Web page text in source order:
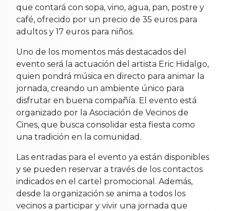
que contará con sopa, vino, agua, pan, postre y
café, ofrecido por un precio de 35 euros para
adultos y 17 euros para niños.
Uno de los momentos más destacados del
evento será la actuación del artista Eric Hidalgo,
quien pondrá música en directo para animar la
jornada, creando un ambiente único para
disfrutar en buena compañía. El evento está
organizado por la Asociación de Vecinos de
Cines, que busca consolidar esta fiesta como
una tradición en la comunidad.
Las entradas para el evento ya están disponibles
y se pueden reservar a través de los contactos
indicados en el cartel promocional. Además,
desde la organización se anima a todos los
vecinos a participar y vivir una jornada que